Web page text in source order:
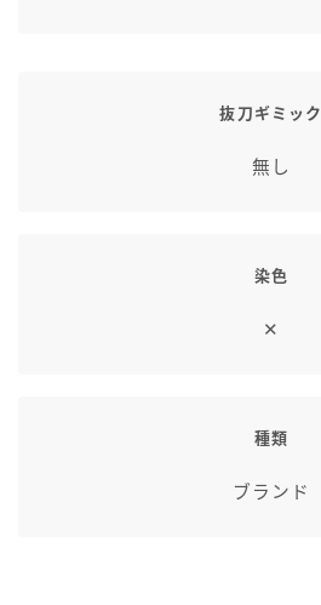
抜刀ギミック
無し
染色
✕
種類
ブランド